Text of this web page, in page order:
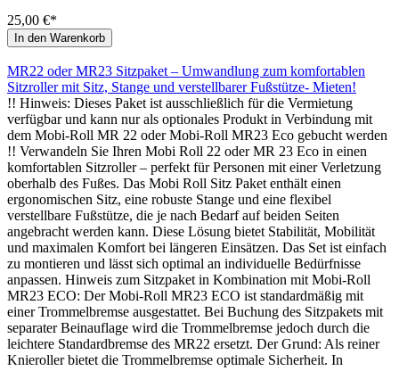
25,00 €*
In den Warenkorb
MR22 oder MR23 Sitzpaket – Umwandlung zum komfortablen
Sitzroller mit Sitz, Stange und verstellbarer Fußstütze- Mieten!
!! Hinweis: Dieses Paket ist ausschließlich für die Vermietung
verfügbar und kann nur als optionales Produkt in Verbindung mit
dem Mobi-Roll MR 22 oder Mobi-Roll MR23 Eco gebucht werden
!! Verwandeln Sie Ihren Mobi Roll 22 oder MR 23 Eco in einen
komfortablen Sitzroller – perfekt für Personen mit einer Verletzung
oberhalb des Fußes. Das Mobi Roll Sitz Paket enthält einen
ergonomischen Sitz, eine robuste Stange und eine flexibel
verstellbare Fußstütze, die je nach Bedarf auf beiden Seiten
angebracht werden kann. Diese Lösung bietet Stabilität, Mobilität
und maximalen Komfort bei längeren Einsätzen. Das Set ist einfach
zu montieren und lässt sich optimal an individuelle Bedürfnisse
anpassen. Hinweis zum Sitzpaket in Kombination mit Mobi-Roll
MR23 ECO: Der Mobi-Roll MR23 ECO ist standardmäßig mit
einer Trommelbremse ausgestattet. Bei Buchung des Sitzpakets mit
separater Beinauflage wird die Trommelbremse jedoch durch die
leichtere Standardbremse des MR22 ersetzt. Der Grund: Als reiner
Knieroller bietet die Trommelbremse optimale Sicherheit. In